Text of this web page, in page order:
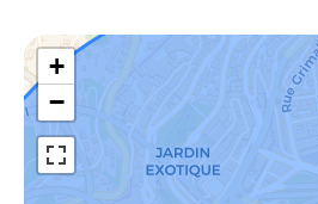
+
−